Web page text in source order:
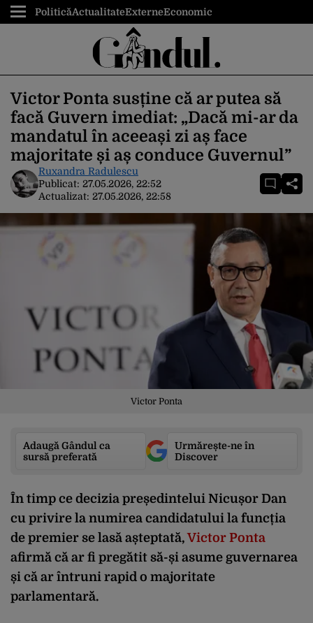
PoliticăActualitateExterneEconomic
Victor Ponta susține că ar putea să
facă Guvern imediat: „Dacă mi-ar da
mandatul în aceeași zi aș face
majoritate și aș conduce Guvernul”
Ruxandra Radulescu
Publicat: 27.05.2026, 22:52
Actualizat: 27.05.2026, 22:58
Victor Ponta
Adaugă Gândul ca
sursă preferată
Urmărește-ne în
Discover
În timp ce decizia președintelui Nicușor Dan
cu privire la numirea candidatului la funcția
de premier se lasă așteptată,Victor Ponta
afirmă că ar fi pregătit să-și asume guvernarea
și că ar întruni rapid o majoritate
parlamentară.